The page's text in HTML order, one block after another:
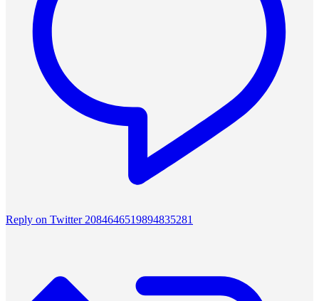
Reply on Twitter 2084646519894835281